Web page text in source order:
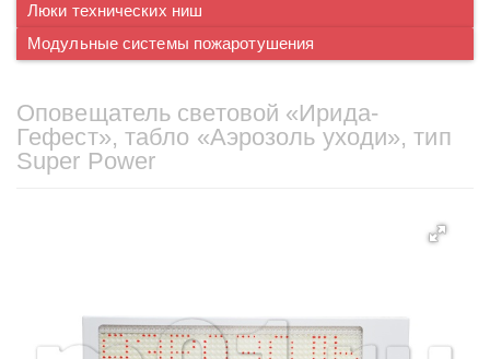
Люки технических ниш
Модульные системы пожаротушения
Оповещатель световой «Ирида-
Гефест», табло «Аэрозоль уходи», тип
Super Power